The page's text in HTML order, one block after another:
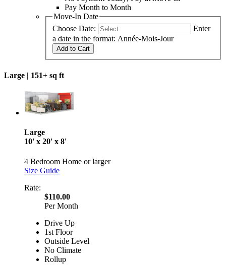
Pay Month to Month
Move-In Date
Choose Date:
Enter
a date in the format: Année-Mois-Jour
Add to Cart
Large | 151+ sq ft
Large
10' x 20' x 8'
4 Bedroom Home or larger
Size Guide
Rate:
$110.00
Per Month
Drive Up
1st Floor
Outside Level
No Climate
Rollup